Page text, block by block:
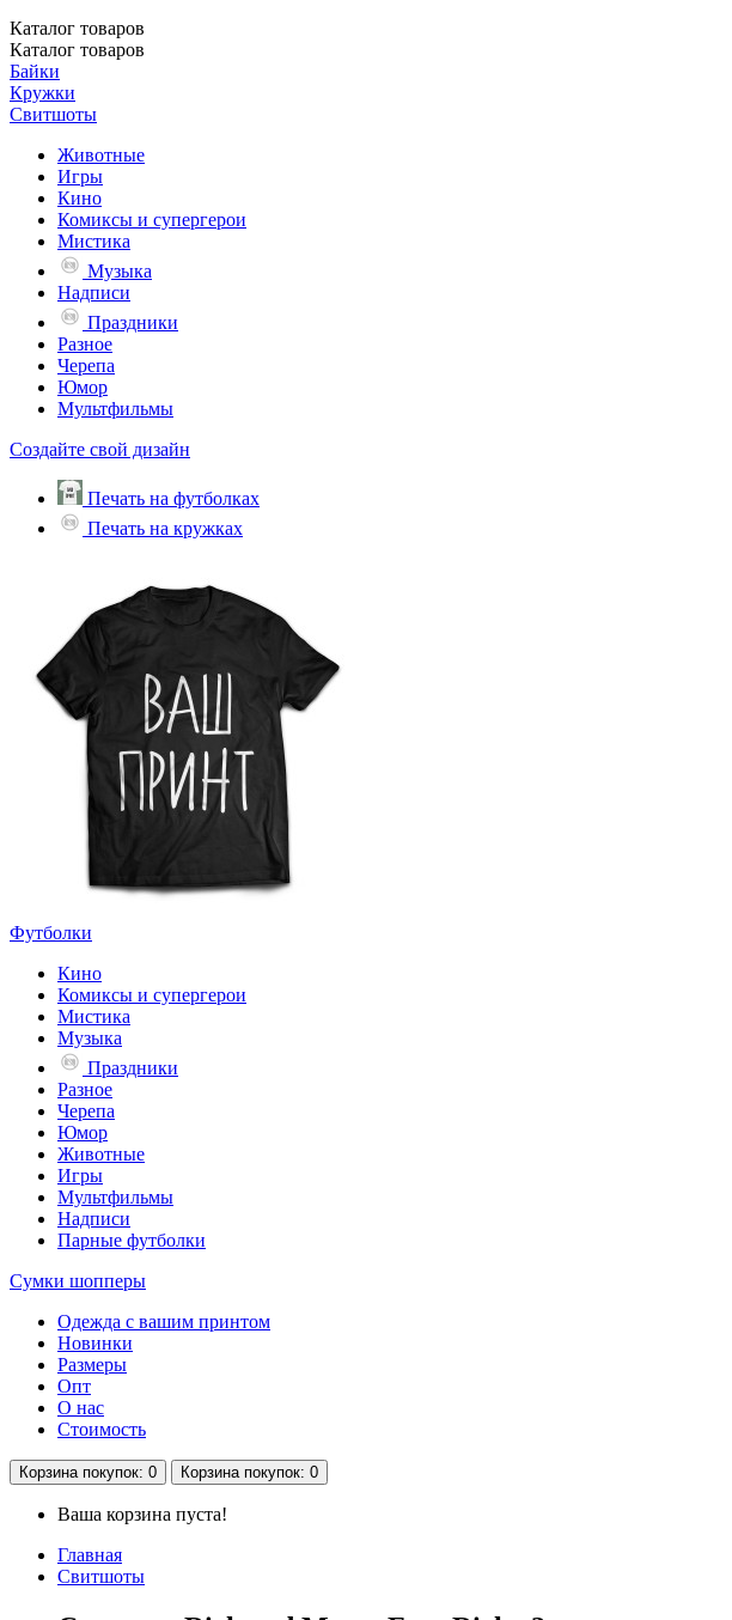
Каталог товаров
Каталог товаров
Байки
Кружки
Свитшоты
Животные
Игры
Кино
Комиксы и супергерои
Мистика
Музыка
Надписи
Праздники
Разное
Черепа
Юмор
Мультфильмы
Создайте свой дизайн
Печать на футболках
Печать на кружках
Футболки
Кино
Комиксы и супергерои
Мистика
Музыка
Праздники
Разное
Черепа
Юмор
Животные
Игры
Мультфильмы
Надписи
Парные футболки
Сумки шопперы
Одежда с вашим принтом
Новинки
Размеры
Опт
О нас
Стоимость
Корзинапокупок: 0 Корзинапокупок: 0
Ваша корзина пуста!
Главная
Свитшоты